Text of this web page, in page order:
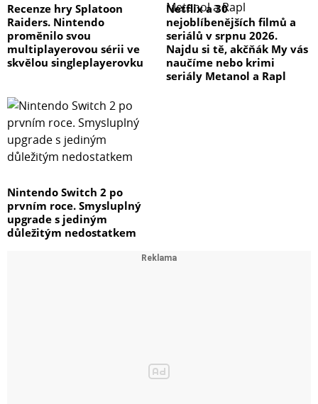
Recenze hry Splatoon
Raiders. Nintendo
proměnilo svou
multiplayerovou sérii ve
skvělou singleplayerovku
Netflix a 30
nejoblíbenějších filmů a
seriálů v srpnu 2026.
Najdu si tě, akčňák My vás
naučíme nebo krimi
seriály Metanol a Rapl
Nintendo Switch 2 po
prvním roce. Smysluplný
upgrade s jediným
důležitým nedostatkem